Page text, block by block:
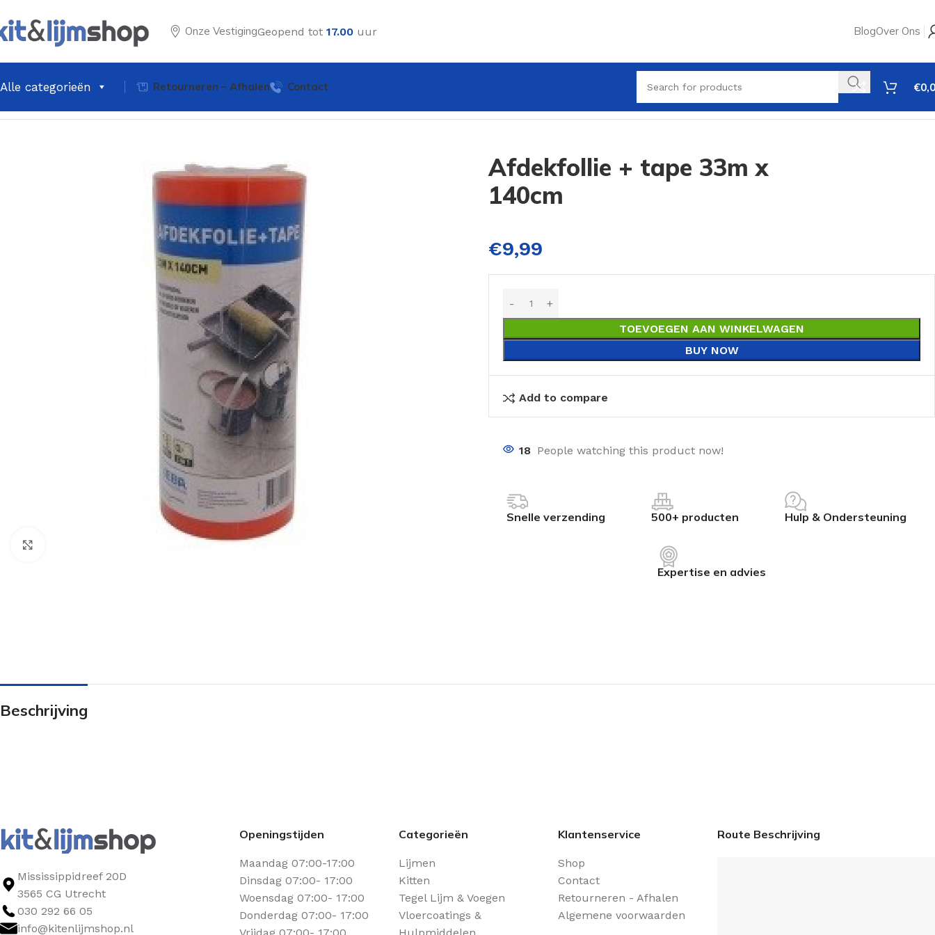
Onze VestigingGeopend tot 17.00 uur BlogOver Ons
Alle categorieën Retourneren – Afhalen Contact €
Afdekfollie + tape 33m x
140cm
€9,99
TOEVOEGEN AAN WINKELWAGEN
BUY NOW
Add to compare
18 People watching this product now!
Snelle verzending 500+ producten Hulp & Ondersteuning
Expertise en advies
Beschrijving
Mississippidreef 20D
3565 CG Utrecht
030 292 66 05
info@kitenlijmshop.nl
Openingstijden
Maandag 07:00-17:00
Dinsdag 07:00- 17:00
Woensdag 07:00- 17:00
Donderdag 07:00- 17:00
Vrijdag 07:00- 17:00
Categorieën
Lijmen
Kitten
Tegel Lijm & Voegen
Vloercoatings &
Hulpmiddelen
Klantenservice
Shop
Contact
Retourneren - Afhalen
Algemene voorwaarden
Route Beschrijving